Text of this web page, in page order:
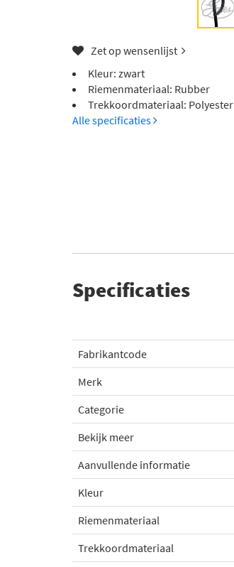
Zet op wensenlijst
Kleur: zwart
Riemenmateriaal: Rubber
Trekkoordmateriaal: Polyester
Alle specificaties
Specificaties
Fabrikantcode
Merk
Categorie
Bekijk meer
Aanvullende informatie
Kleur
Riemenmateriaal
Trekkoordmateriaal